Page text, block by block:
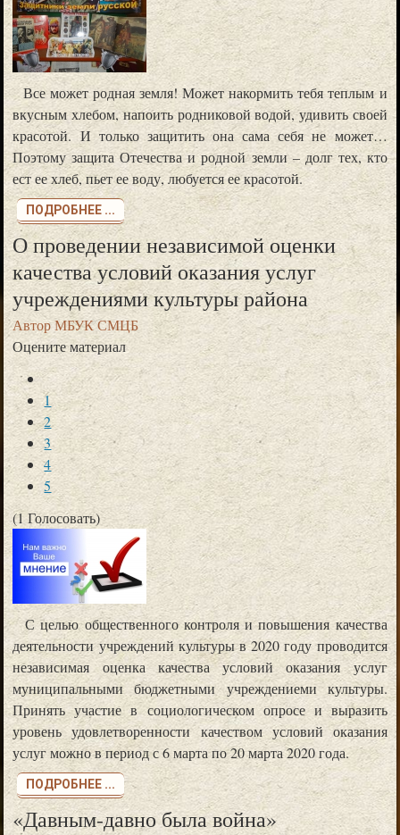
Покупка билетов
в театры, музеи, филармонии, кинотеатры и др. на средства из федерального бюджета.
Все может родная земля! Может накормить тебя теплым и
вкусным хлебом, напоить родниковой водой, удивить своей
красотой. И только защитить она сама себя не может…
Поэтому защита Отечества и родной земли – долг тех, кто
ест ее хлеб, пьет ее воду, любуется ее красотой.
ПОДРОБНЕЕ ...
О проведении независимой оценки
качества условий оказания услуг
учреждениями культуры района
АвторМБУК СМЦБ
Оцените материал
1
2
3
4
5
(1 Голосовать)
С целью общественного контроля и повышения качества
деятельности учреждений культуры в 2020 году проводится
независимая оценка качества условий оказания услуг
муниципальными бюджетными учреждениеми культуры.
Принять участие в социологическом опросе и выразить
уровень удовлетворенности качеством условий оказания
услуг можно в период с 6 марта по 20 марта 2020 года.
ПОДРОБНЕЕ ...
«Давным-давно была война»